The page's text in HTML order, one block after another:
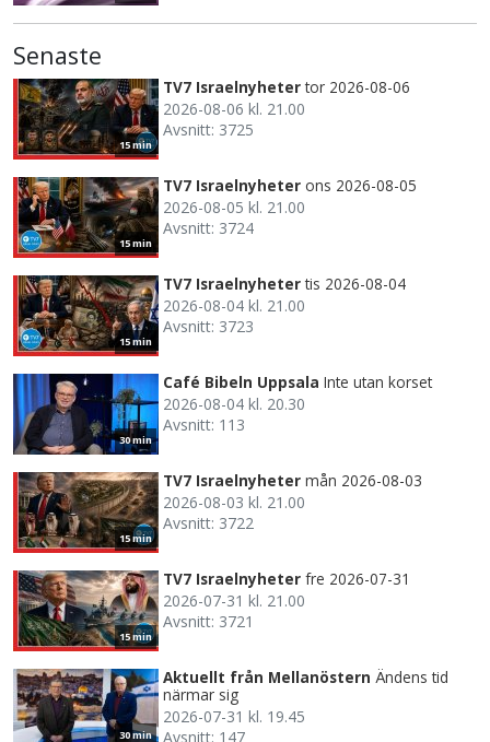
Senaste
15 min
TV7 Israelnyheter tor 2026-08-06
2026-08-06 kl. 21.00
Avsnitt: 3725
15 min
TV7 Israelnyheter ons 2026-08-05
2026-08-05 kl. 21.00
Avsnitt: 3724
15 min
TV7 Israelnyheter tis 2026-08-04
2026-08-04 kl. 21.00
Avsnitt: 3723
30 min
Café Bibeln Uppsala Inte utan korset
2026-08-04 kl. 20.30
Avsnitt: 113
15 min
TV7 Israelnyheter mån 2026-08-03
2026-08-03 kl. 21.00
Avsnitt: 3722
15 min
TV7 Israelnyheter fre 2026-07-31
2026-07-31 kl. 21.00
Avsnitt: 3721
30 min
Aktuellt från Mellanöstern Ändens tid
närmar sig
2026-07-31 kl. 19.45
Avsnitt: 147